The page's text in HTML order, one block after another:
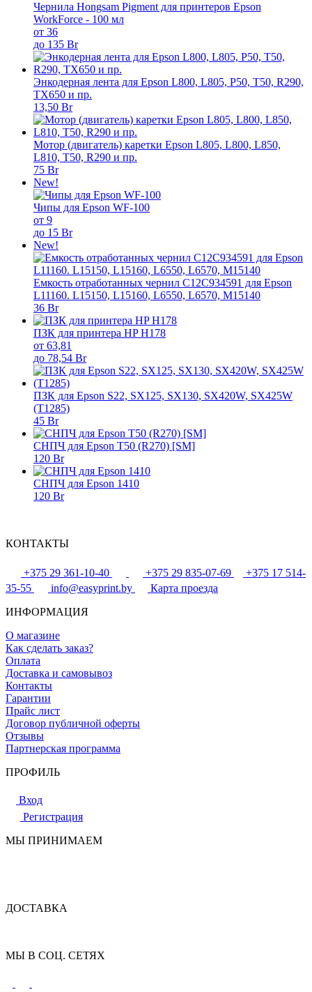
Чернила Hongsam Pigment для принтеров Epson
WorkForce - 100 мл
от 36
до 135 Br
Энкодерная лента для Epson L800, L805, P50, T50, R290,
TX650 и пр.
13,50 Br
Мотор (двигатель) каретки Epson L805, L800, L850,
L810, T50, R290 и пр.
75 Br
New!
Чипы для Epson WF-100
от 9
до 15 Br
New!
Емкость отработанных чернил C12C934591 для Epson
L11160. L15150, L15160, L6550, L6570, M15140
36 Br
ПЗК для принтера HP H178
от 63,81
до 78,54 Br
ПЗК для Epson S22, SX125, SX130, SX420W, SX425W
(T1285)
45 Br
СНПЧ для Epson T50 (R270) [SM]
120 Br
СНПЧ для Epson 1410
120 Br
КОНТАКТЫ
+375 29 361-10-40 +375 29 835-07-69
+375 17 514-
35-55
info@easyprint.by
Карта проезда
ИНФОРМАЦИЯ
О магазине
Как сделать заказ?
Оплата
Доставка и самовывоз
Контакты
Гарантии
Прайс лист
Договор публичной оферты
Отзывы
Партнерская программа
ПРОФИЛЬ
Вход
Регистрация
МЫ ПРИНИМАЕМ
ДОСТАВКА
МЫ В СОЦ. СЕТЯХ